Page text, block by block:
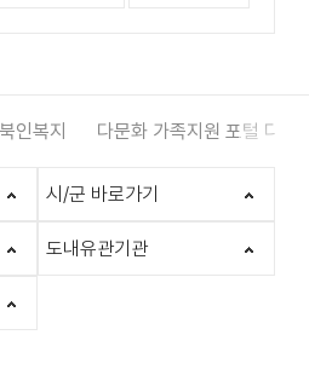
인복지 다문화 가족지원 포털 다누
시/군 바로가기
도내유관기관